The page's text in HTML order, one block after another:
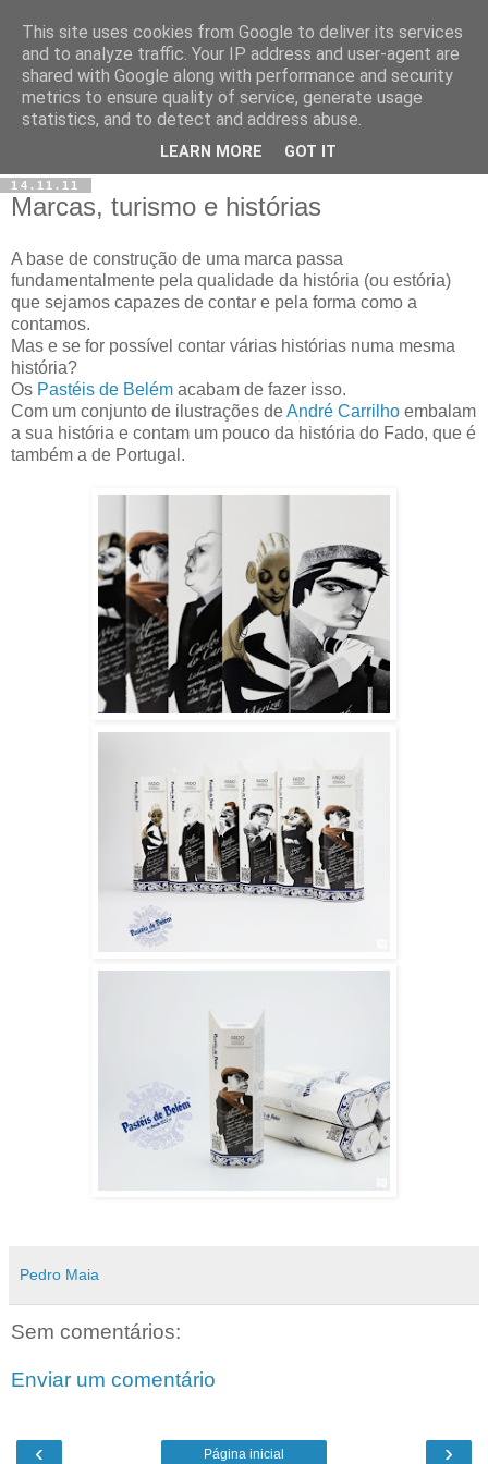
14.11.11
Marcas, turismo e histórias
A base de construção de uma marca passa
fundamentalmente pela qualidade da história (ou estória)
que sejamos capazes de contar e pela forma como a
contamos.
Mas e se for possível contar várias histórias numa mesma
história?
Os Pastéis de Belém acabam de fazer isso.
Com um conjunto de ilustrações deAndré Carrilho embalam
a sua história e contam um pouco da história do Fado, que é
também a de Portugal.
Pedro Maia
Sem comentários:
Enviar um comentário
‹ ›
Página inicial
This site uses cookies from Google to deliver its services
and to analyze traffic. Your IP address and user-agent are
shared with Google along with performance and security
metrics to ensure quality of service, generate usage
statistics, and to detect and address abuse.
LEARN MORE GOT IT